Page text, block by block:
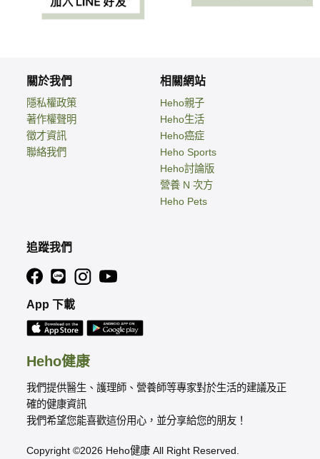
Heho健康
我們提供醫生、護理師、營養師等專家對於生活的建議及正
確的健康資訊
我們希望您能喜歡這份用心，並分享給您的朋友！
Copyright ©2026 Heho健康 All Right Reserved.
關於我們
隱私權政策
著作權聲明
徵才資訊
聯絡我們
相關網站
Heho親子
Heho生活
Heho癌症
Heho Sports
Heho討論版
營養 N 次方
Heho Pets
追蹤我們
App 下載